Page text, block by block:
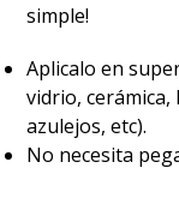
simple!
Aplicalo en
vidrio,
azulejos, etc).
No necesita